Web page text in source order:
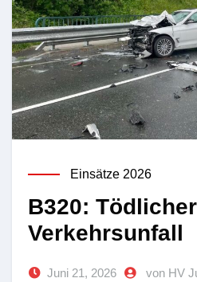
Einsätze 2026
B320: Tödlicher
Verkehrsunfall
Juni 21, 2026
von HV